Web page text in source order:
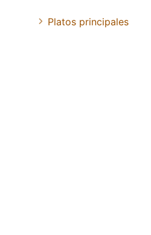
Platos principales